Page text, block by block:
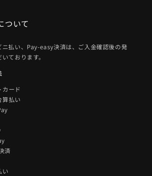
ついて
ニ払い、Pay-easy決済は、ご入金確認後の発
ております。
カード
算払い
済
い